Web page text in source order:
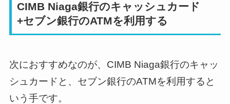
CIMB Niaga銀行のキャッシュカード
+セブン銀行のATMを利用する
次におすすめなのが、CIMB Niaga銀行のキャッ
シュカードと、セブン銀行のATMを利用すると
いう手です。